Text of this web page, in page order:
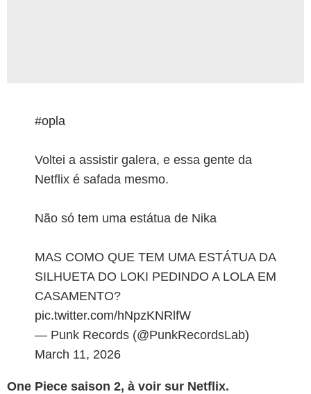
#opla
Voltei a assistir galera, e essa gente da
Netflix é safada mesmo.
Não só tem uma estátua de Nika
MAS COMO QUE TEM UMA ESTÁTUA DA
SILHUETA DO LOKI PEDINDO A LOLA EM
CASAMENTO?
pic.twitter.com/hNpzKNRlfW
— Punk Records (@PunkRecordsLab)
March 11, 2026
One Piece saison 2, à voir sur Netflix.